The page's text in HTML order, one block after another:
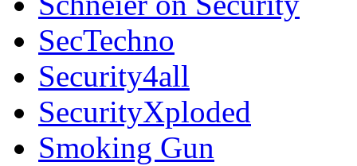
SecTechno
Security4all
SecurityXploded
Smoking Gun